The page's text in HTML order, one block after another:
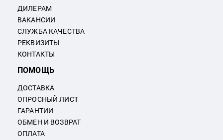
ДИЛЕРАМ
ВАКАНСИИ
СЛУЖБА КАЧЕСТВА
РЕКВИЗИТЫ
КОНТАКТЫ
ПОМОЩЬ
ДОСТАВКА
ОПРОСНЫЙ ЛИСТ
ГАРАНТИИ
ОБМЕН И ВОЗВРАТ
ОПЛАТА